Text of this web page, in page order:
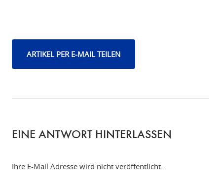
ARTIKEL PER E-MAIL TEILEN
EINE ANTWORT HINTERLASSEN
Ihre E-Mail Adresse wird nicht veröffentlicht.